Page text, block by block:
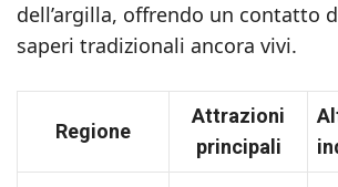
dell’argilla, offrendo un contatto
saperi tradizionali ancora vivi.
Regione
Attrazioni
principali